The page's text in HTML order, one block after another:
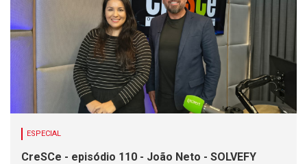
ESPECIAL
CreSCe - episódio 110 - João Neto - SOLVEFY